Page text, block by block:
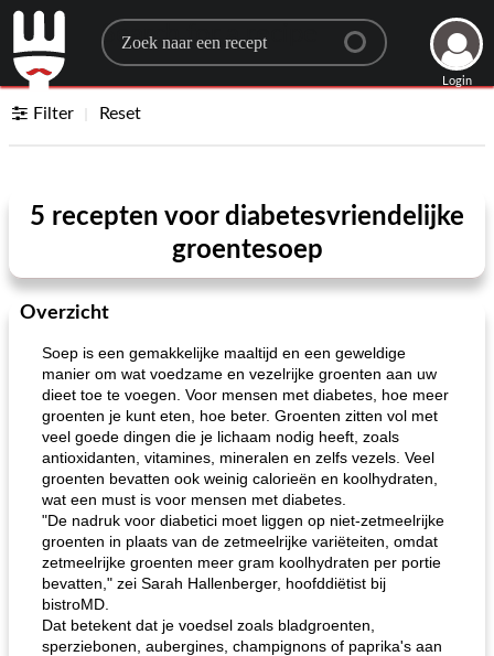
Search for a recipe
Login
Filter Reset
5 recepten voor diabetesvriendelijke
groentesoep
Overzicht
Soep is een gemakkelijke maaltijd en een geweldige
manier om wat voedzame en vezelrijke groenten aan uw
dieet toe te voegen. Voor mensen met diabetes, hoe meer
groenten je kunt eten, hoe beter. Groenten zitten vol met
veel goede dingen die je lichaam nodig heeft, zoals
antioxidanten, vitamines, mineralen en zelfs vezels. Veel
groenten bevatten ook weinig calorieën en koolhydraten,
wat een must is voor mensen met diabetes.
"De nadruk voor diabetici moet liggen op niet-zetmeelrijke
groenten in plaats van de zetmeelrijke variëteiten, omdat
zetmeelrijke groenten meer gram koolhydraten per portie
bevatten," zei Sarah Hallenberger, hoofddiëtist bij
bistroMD.
Dat betekent dat je voedsel zoals bladgroenten,
sperziebonen, aubergines, champignons of paprika's aan